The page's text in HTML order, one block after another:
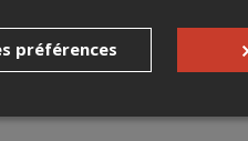
réduite
préférences